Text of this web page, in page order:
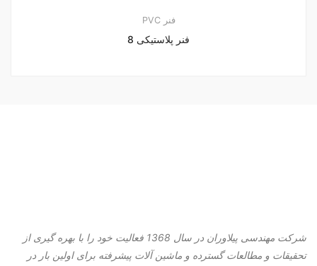
فنر PVC
فنر پلاستیکی 8
شرکت مهندسی پیلاوران در سال 1368 فعالیت خود را با بهره گیری از
تحقیقات و مطالعات گسترده و ماشین آلات پیشرفته برای اولین بار در